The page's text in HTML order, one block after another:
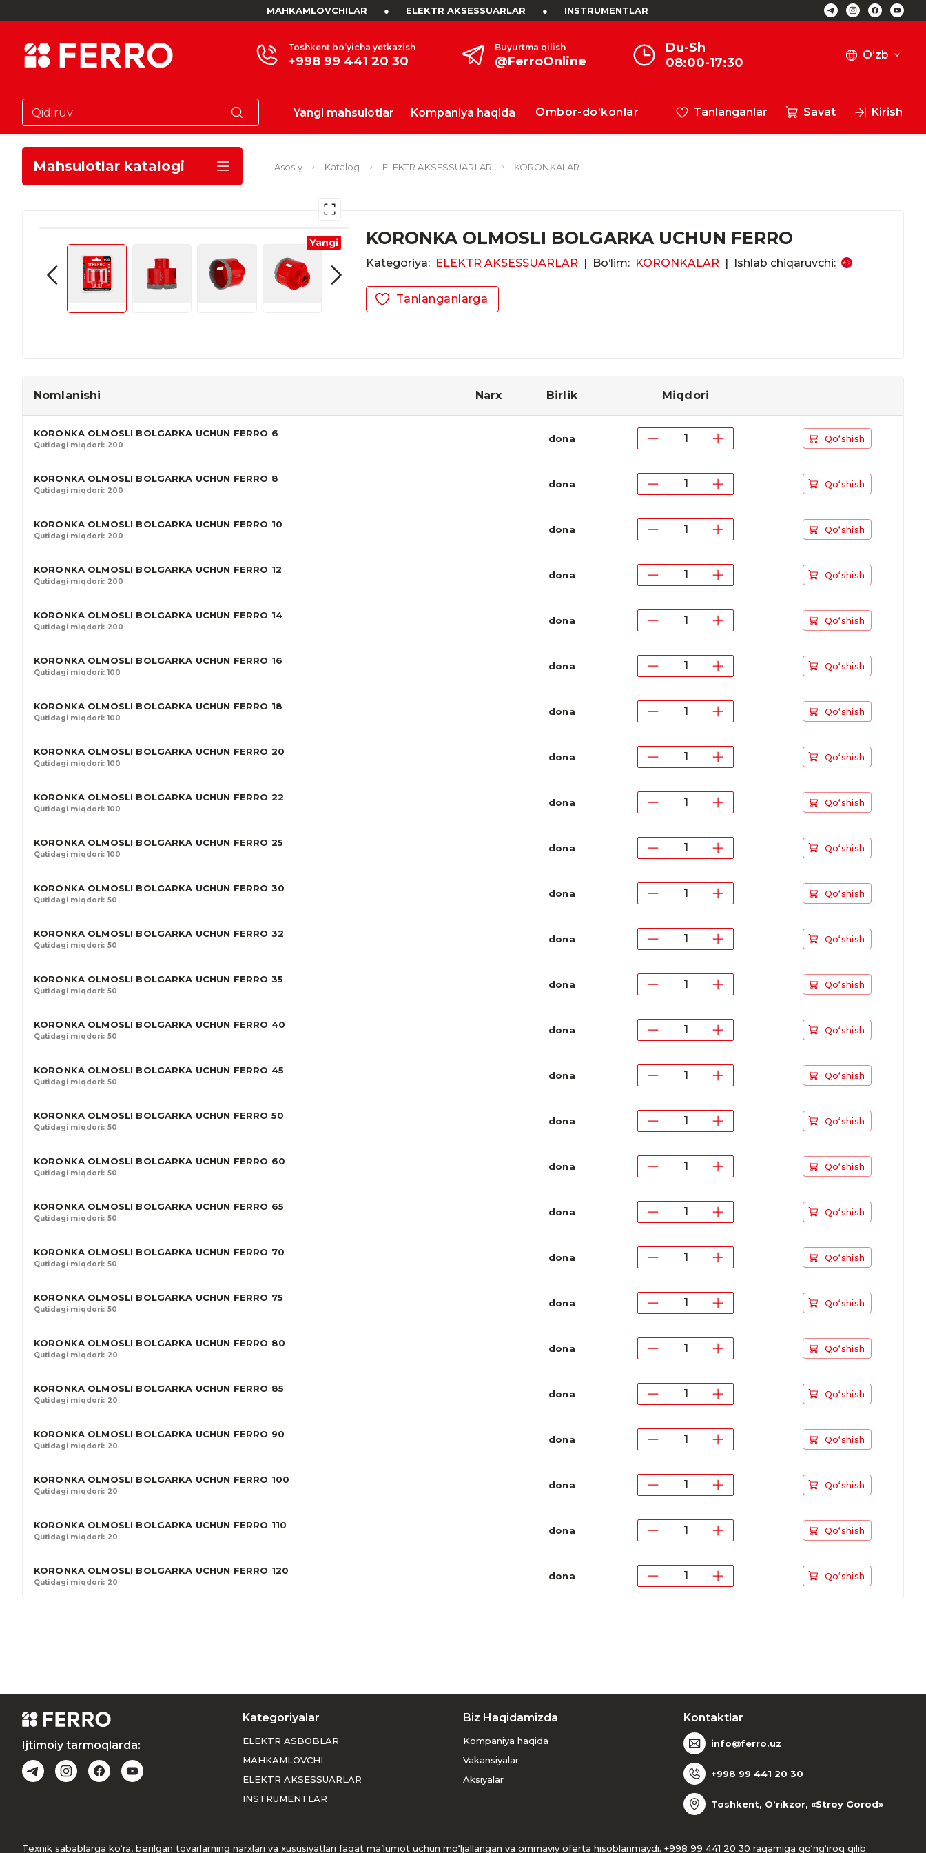
MAHKAMLOVCHILAR ● ELEKTR AKSESSUARLAR ● INSTRUMENTLAR
Toshkent bo‘yicha yetkazish
+998 99 441 20 30
Buyurtma qilish
@FerroOnline
Du-Sh
08:00-17:30
O‘zb
Yangi mahsulotlar Kompaniya haqida Ombor-do‘konlar Tanlanganlar Savat Kirish
Mahsulotlar katalogi Asosiy Katalog ELEKTR AKSESSUARLAR KORONKALAR
Yangi KORONKA OLMOSLI BOLGARKA UCHUN FERRO
Kategoriya: ELEKTR AKSESSUARLAR | Bo‘lim: KORONKALAR | Ishlab chiqaruvchi:
Tanlanganlarga
Nomlanishi Narx Birlik Miqdori
KORONKA OLMOSLI BOLGARKA UCHUN FERRO 6
Qutidagi miqdori: 200
dona Qo‘shish
KORONKA OLMOSLI BOLGARKA UCHUN FERRO 8
Qutidagi miqdori: 200
dona Qo‘shish
KORONKA OLMOSLI BOLGARKA UCHUN FERRO 10
Qutidagi miqdori: 200
dona Qo‘shish
KORONKA OLMOSLI BOLGARKA UCHUN FERRO 12
Qutidagi miqdori: 200
dona Qo‘shish
KORONKA OLMOSLI BOLGARKA UCHUN FERRO 14
Qutidagi miqdori: 200
dona Qo‘shish
KORONKA OLMOSLI BOLGARKA UCHUN FERRO 16
Qutidagi miqdori: 100
dona Qo‘shish
KORONKA OLMOSLI BOLGARKA UCHUN FERRO 18
Qutidagi miqdori: 100
dona Qo‘shish
KORONKA OLMOSLI BOLGARKA UCHUN FERRO 20
Qutidagi miqdori: 100
dona Qo‘shish
KORONKA OLMOSLI BOLGARKA UCHUN FERRO 22
Qutidagi miqdori: 100
dona Qo‘shish
KORONKA OLMOSLI BOLGARKA UCHUN FERRO 25
Qutidagi miqdori: 100
dona Qo‘shish
KORONKA OLMOSLI BOLGARKA UCHUN FERRO 30
Qutidagi miqdori: 50
dona Qo‘shish
KORONKA OLMOSLI BOLGARKA UCHUN FERRO 32
Qutidagi miqdori: 50
dona Qo‘shish
KORONKA OLMOSLI BOLGARKA UCHUN FERRO 35
Qutidagi miqdori: 50
dona Qo‘shish
KORONKA OLMOSLI BOLGARKA UCHUN FERRO 40
Qutidagi miqdori: 50
dona Qo‘shish
KORONKA OLMOSLI BOLGARKA UCHUN FERRO 45
Qutidagi miqdori: 50
dona Qo‘shish
KORONKA OLMOSLI BOLGARKA UCHUN FERRO 50
Qutidagi miqdori: 50
dona Qo‘shish
KORONKA OLMOSLI BOLGARKA UCHUN FERRO 60
Qutidagi miqdori: 50
dona Qo‘shish
KORONKA OLMOSLI BOLGARKA UCHUN FERRO 65
Qutidagi miqdori: 50
dona Qo‘shish
KORONKA OLMOSLI BOLGARKA UCHUN FERRO 70
Qutidagi miqdori: 50
dona Qo‘shish
KORONKA OLMOSLI BOLGARKA UCHUN FERRO 75
Qutidagi miqdori: 50
dona Qo‘shish
KORONKA OLMOSLI BOLGARKA UCHUN FERRO 80
Qutidagi miqdori: 20
dona Qo‘shish
KORONKA OLMOSLI BOLGARKA UCHUN FERRO 85
Qutidagi miqdori: 20
dona Qo‘shish
KORONKA OLMOSLI BOLGARKA UCHUN FERRO 90
Qutidagi miqdori: 20
dona Qo‘shish
KORONKA OLMOSLI BOLGARKA UCHUN FERRO 100
Qutidagi miqdori: 20
dona Qo‘shish
KORONKA OLMOSLI BOLGARKA UCHUN FERRO 110
Qutidagi miqdori: 20
dona Qo‘shish
KORONKA OLMOSLI BOLGARKA UCHUN FERRO 120
Qutidagi miqdori: 20
dona Qo‘shish
Ijtimoiy tarmoqlarda:
Kategoriyalar
ELEKTR ASBOBLAR
MAHKAMLOVCHI
ELEKTR AKSESSUARLAR
INSTRUMENTLAR
Biz Haqidamizda
Kompaniya haqida
Vakansiyalar
Aksiyalar
Kontaktlar
info@ferro.uz
+998 99 441 20 30
Toshkent, O‘rikzor, «Stroy Gorod»
Texnik sabablarga ko‘ra, berilgan tovarlarning narxlari va xususiyatlari faqat ma’lumot uchun mo‘ljallangan va ommaviy oferta hisoblanmaydi. +998 99 441 20 30 raqamiga qo‘ng‘iroq qilib